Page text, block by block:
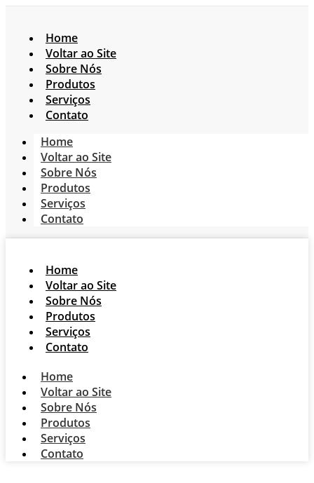
Home
Voltar ao Site
Sobre Nós
Produtos
Serviços
Contato
Home
Voltar ao Site
Sobre Nós
Produtos
Serviços
Contato
Home
Voltar ao Site
Sobre Nós
Produtos
Serviços
Contato
Home
Voltar ao Site
Sobre Nós
Produtos
Serviços
Contato